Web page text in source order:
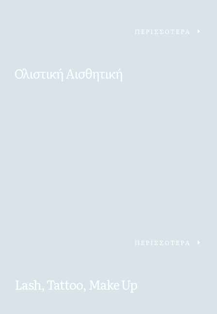
ΠΕΡΙΣΣΟΤΕΡΑ
Ολιστική Αισθητική
ΠΕΡΙΣΣΟΤΕΡΑ
Lash, Tattoo, Make Up